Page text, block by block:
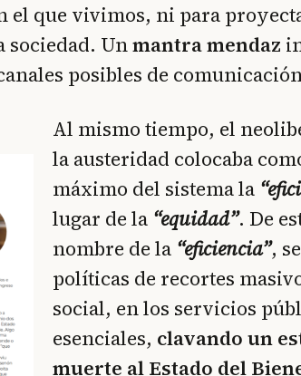
el que vivimos, ni para
Unmantra mendaz
posibles de
Al mismo tiempo, el
la austeridad colocaba
máximo del sistema la
lugar de la “equidad”. De
nombre de la “eficiencia”,
políticas de recortes
social, en los servicios
esenciales, clavando un
muerte al Estado del